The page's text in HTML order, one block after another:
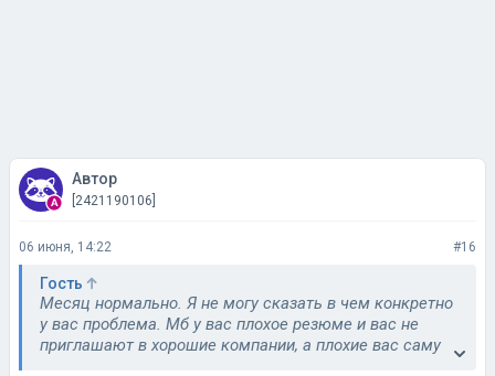
Автор
[2421190106]
06 июня, 14:22 #16
Гость
Месяц нормально. Я не могу сказать в чем конкретно
у вас проблема. Мб у вас плохое резюме и вас не
приглашают в хорошие компании, а плохие вас саму